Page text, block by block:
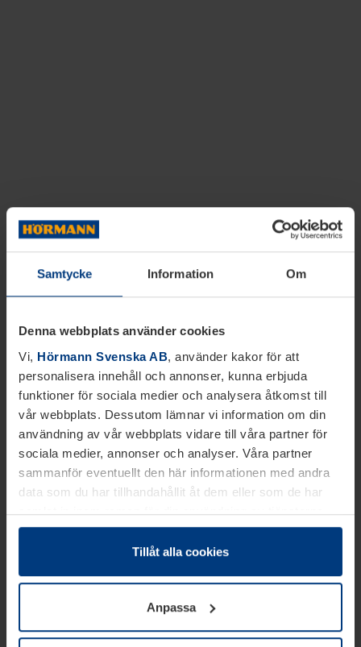
Samtycke Information Om
Denna webbplats använder cookies
Vi, Hörmann Svenska AB, använder kakor för att
personalisera innehåll och annonser, kunna erbjuda
funktioner för sociala medier och analysera åtkomst till
vår webbplats. Dessutom lämnar vi information om din
användning av vår webbplats vidare till våra partner för
sociala medier, annonser och analyser. Våra partner
sammanför eventuellt den här informationen med andra
data som du har tillhandahållit åt dem eller som de har
samlat in inom ramen för din användning av tjänsterna.
Juridiskt kan vi lagra kakor på din enhet, om de är
absolut nödvändiga för driften av den här webbplatsen.
godkännande kan du när som helst ändra eller återkalla i
informationen om kakor underDataskyddsförklaring
vår webbplats.
Tillåt alla cookies
Anpassa